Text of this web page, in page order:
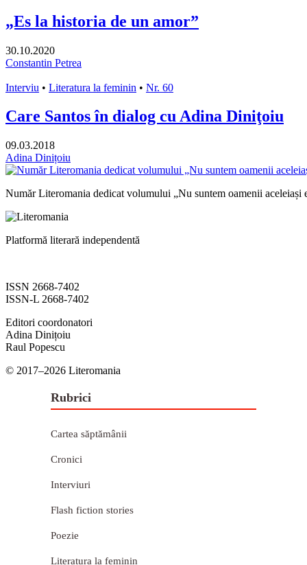
„Es la historia de un amor”
30.10.2020
Constantin Petrea
Interviu • Literatura la feminin • Nr. 60
Care Santos în dialog cu Adina Diniţoiu
09.03.2018
Adina Dinițoiu
Număr Literomania dedicat volumului „Nu suntem oamenii
Platformă literară independentă
ISSN 2668-7402
ISSN-L 2668-7402
Editori coordonatori
Adina Dinițoiu
Raul Popescu
© 2017–2026 Literomania
Rubrici
Cartea săptămânii
Cronici
Interviuri
Flash fiction stories
Poezie
Literatura la feminin